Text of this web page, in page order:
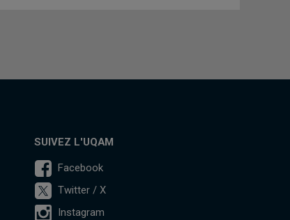
SUIVEZ L'UQAM
Facebook
Twitter / X
Instagram